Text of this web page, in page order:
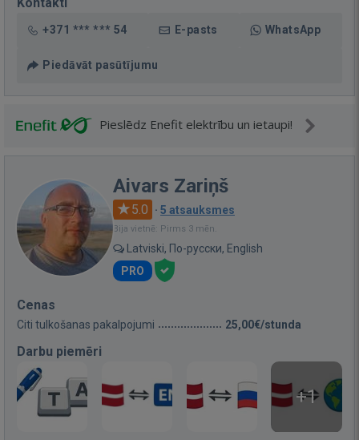
+371 *** *** 54 E-pasts WhatsApp
Piedāvāt pasūtījumu
Pieslēdz Enefit elektrību un ietaupi!
Aivars Zariņš
5.0 · 5 atsauksmes
Bija vietnē: Pirms 3 mēn.
Latviski, По-русски, English
PRO
Cenas
Citi tulkošanas pakalpojumi 25,00€/stunda
Darbu piemēri
+1